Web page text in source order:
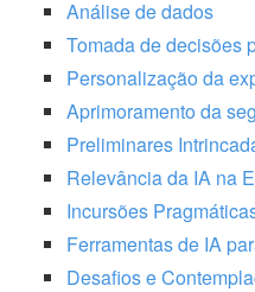
Análise de dados
Tomada de decisões
Personalização da
Aprimoramento da
Preliminares
Relevância da IA na
Incursões
Ferramentas de IA
Desafios e